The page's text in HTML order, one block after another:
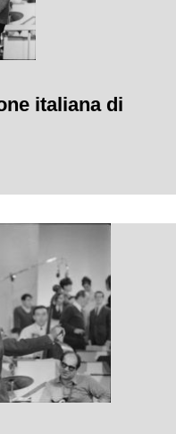
italiana di